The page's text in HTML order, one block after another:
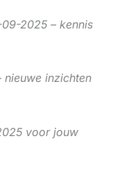
2025 – kennis
nieuwe inzichten
voor jouw